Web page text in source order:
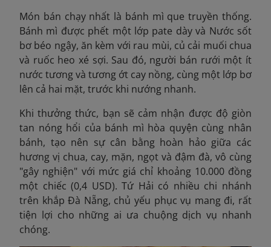
Món bán chạy nhất là bánh mì que truyền thống.
Bánh mì được phết một lớp pate dày và Nước sốt
bơ béo ngậy, ăn kèm với rau mùi, củ cải muối chua
và ruốc heo xé sợi. Sau đó, người bán rưới một ít
nước tương và tương ớt cay nồng, cùng một lớp bơ
lên cả hai mặt, trước khi nướng nhanh.
Khi thưởng thức, bạn sẽ cảm nhận được độ giòn
tan nóng hổi của bánh mì hòa quyện cùng nhân
bánh, tạo nên sự cân bằng hoàn hảo giữa các
hương vị chua, cay, mặn, ngọt và đậm đà, vô cùng
"gây nghiện" với mức giá chỉ khoảng 10.000 đồng
một chiếc (0,4 USD). Tứ Hải có nhiều chi nhánh
trên khắp Đà Nẵng, chủ yếu phục vụ mang đi, rất
tiện lợi cho những ai ưa chuộng dịch vụ nhanh
chóng.